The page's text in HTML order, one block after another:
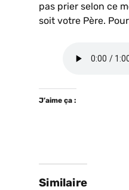
pas prier selon ce
soit votre Père.
J’aime ça :
Similaire